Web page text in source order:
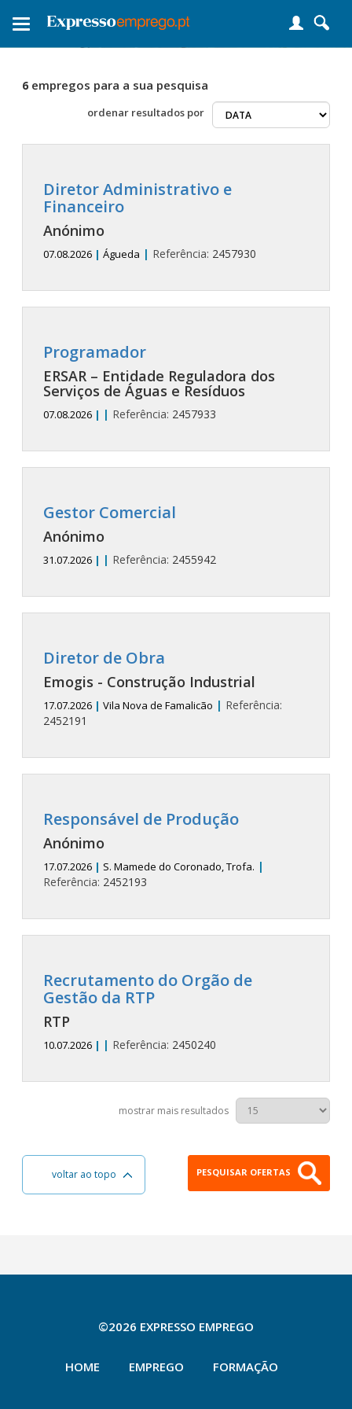
Toggle
6 empregos para a sua pesquisa
ordenar resultados por
Diretor Administrativo e
Financeiro
Anónimo
07.08.2026 | Águeda | Referência: 2457930
Programador
ERSAR – Entidade Reguladora dos
Serviços de Águas e Resíduos
07.08.2026 | | Referência: 2457933
Gestor Comercial
Anónimo
31.07.2026 | | Referência: 2455942
Diretor de Obra
Emogis - Construção Industrial
17.07.2026 | Vila Nova de Famalicão | Referência:
2452191
Responsável de Produção
Anónimo
17.07.2026 | S. Mamede do Coronado, Trofa. |
Referência: 2452193
Recrutamento do Orgão de
Gestão da RTP
RTP
10.07.2026 | | Referência: 2450240
mostrar mais resultados
voltar ao topo PESQUISAR OFERTAS
©2026 EXPRESSO EMPREGO
HOME EMPREGO FORMAÇÃO